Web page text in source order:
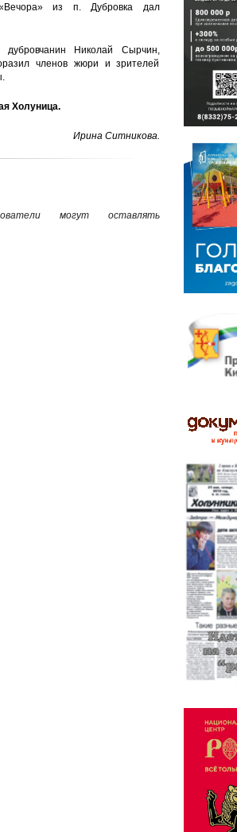
из п. Дубровка дал
Николай Сырчин,
членов жюри и зрителей
Холуница.
Ирина Ситникова.
могут оставлять